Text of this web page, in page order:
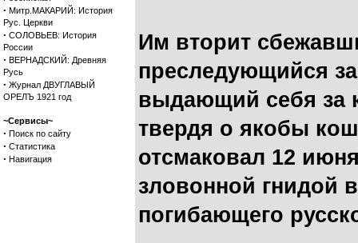
· Митр.МАКАРИЙ: История
Рус. Церкви
· СОЛОВЬЕВ: История
России
· ВЕРНАДСКИЙ: Древняя
Русь
· Журнал ДВУГЛАВЫЙ
ОРЕЛЪ 1921 год
~Сервисы~
· Поиск по сайту
· Статистика
· Навигация
Им вторит
преследующийся
выдающий себя за
твердя о якобы
отсмаковал 12
зловонной гнидой
погибающего